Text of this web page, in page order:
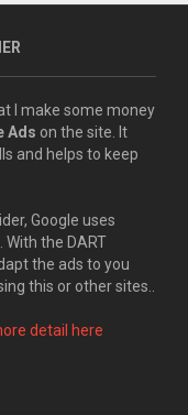
I make some money
Ads on the site. It
and helps to keep
Google uses
With the DART
the ads to you
this or other sites..
detail here